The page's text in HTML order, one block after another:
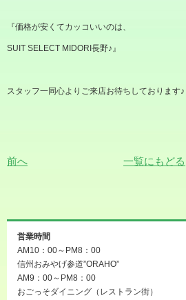
『価格が安くてカッコいいのは、
SUIT SELECT MIDORI 長野♪』
スタッフ一同心よりご来店お待ちしております♪
前へ 一覧にもどる
営業時間
AM10：00～PM8：00
信州おみやげ参道”ORAHO”
AM9：00～PM8：00
おごっそダイニング（レストラン街）